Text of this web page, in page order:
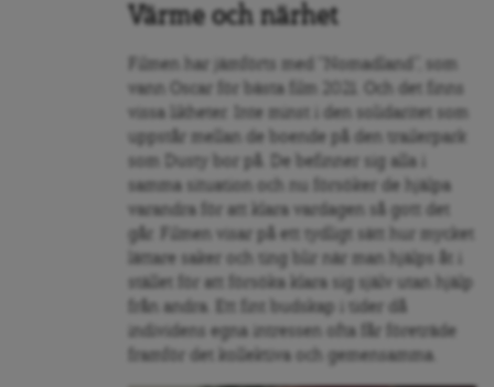
Värme och närhet
Filmen har jämförts med “Nomadland”, som
vann Oscar för bästa film 2021. Och det finns
vissa likheter. Inte minst i den solidaritet som
uppstår mellan de boende på den trailerpark
som Dusty bor på. De befinner sig alla i
samma situation och nu försöker de hjälpa
varandra för att klara vardagen så gott det
går. Filmen visar på ett tydligt sätt hur mycket
lättare saker och ting blir när man hjälps åt i
stället för att försöka klara sig själv utan hjälp
från andra. Ett fint budskap i tider då
individens egna intressen ofta får företräde
framför det kollektiva och gemensamma.